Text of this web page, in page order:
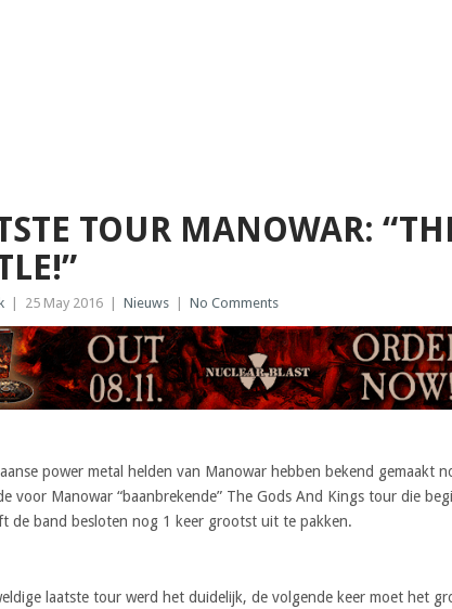
TOUR MANOWAR:
25 May 2016 Nieuws No Comments
power metal helden van Manowar hebben bekend gemaakt
voor Manowar “baanbrekende” The Gods And Kings tour die
de band besloten nog 1 keer grootst uit te pakken.
laatste tour werd het duidelijk, de volgende keer moet het